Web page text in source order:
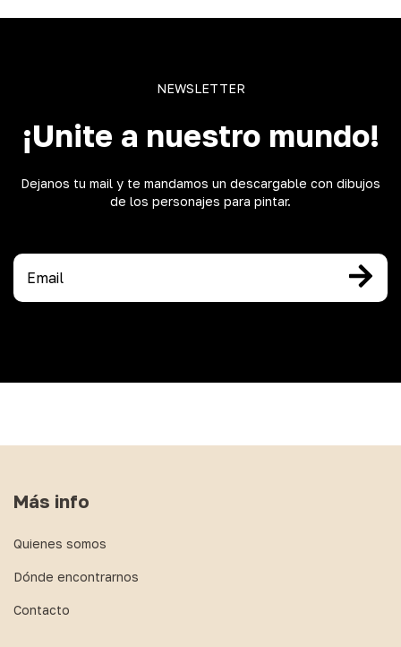
NEWSLETTER
¡Unite a nuestro mundo!
Dejanos tu mail y te mandamos un descargable con dibujos
de los personajes para pintar.
Más info
Quienes somos
Dónde encontrarnos
Contacto